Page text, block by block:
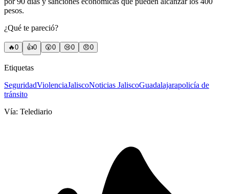
pesos.
¿Qué te pareció?
🔥0 👍0 😲0 😢0 😠0
Etiquetas
SeguridadViolenciaJaliscoNoticias JaliscoGuadalajarapolicía de
tránsito
Vía: Telediario